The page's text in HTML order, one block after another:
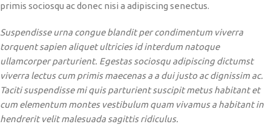
primis sociosqu ac donec nisi a adipiscing senectus.
Suspendisse urna congue blandit per condimentum viverra
torquent sapien aliquet ultricies id interdum natoque
ullamcorper parturient. Egestas sociosqu adipiscing dictumst
viverra lectus cum primis maecenas a a dui justo ac dignissim ac.
Taciti suspendisse mi quis parturient suscipit metus habitant et
cum elementum montes vestibulum quam vivamus a habitant in
hendrerit velit malesuada sagittis ridiculus.